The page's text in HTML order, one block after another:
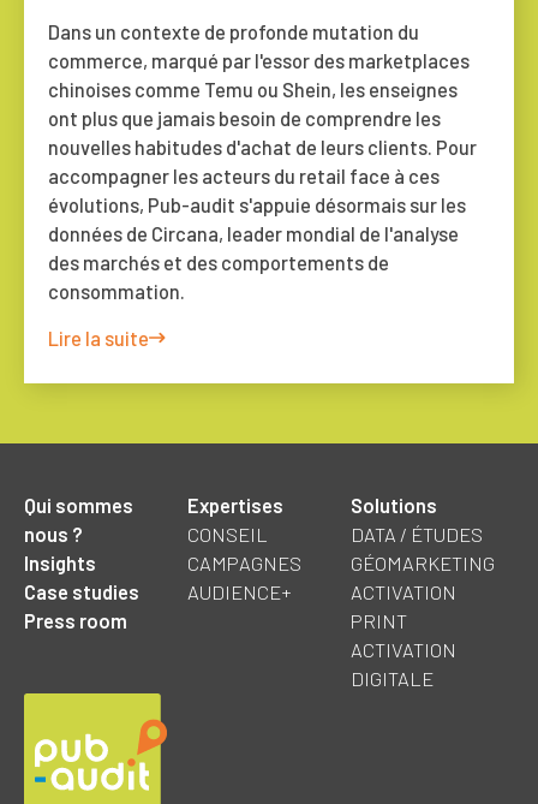
Dans un contexte de profonde mutation du
commerce, marqué par l'essor des marketplaces
chinoises comme Temu ou Shein, les enseignes
ont plus que jamais besoin de comprendre les
nouvelles habitudes d'achat de leurs clients. Pour
accompagner les acteurs du retail face à ces
évolutions, Pub-audit s'appuie désormais sur les
données de Circana, leader mondial de l'analyse
des marchés et des comportements de
consommation.
Lire la suite
Qui sommes
nous ?
Insights
Case studies
Press room
Expertises
CONSEIL
CAMPAGNES
AUDIENCE+
Solutions
DATA / ÉTUDES
GÉOMARKETING
ACTIVATION
PRINT
ACTIVATION
DIGITALE